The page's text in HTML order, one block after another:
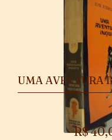
UMA AVENTURA
R$